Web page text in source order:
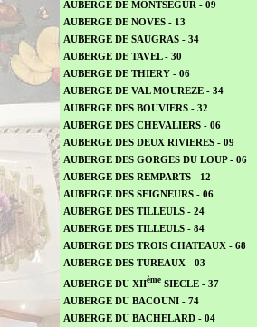
AUBERGE DE MONTSEGUR - 09
AUBERGE DE NOVES - 13
AUBERGE DE SAUGRAS - 34
AUBERGE DE TAVEL - 30
AUBERGE DE THIERY - 06
AUBERGE DE VAL MOUREZE - 34
AUBERGE DES BOUVIERS - 32
AUBERGE DES CHEVALIERS - 06
AUBERGE DES DEUX RIVIERES - 09
AUBERGE DES GORGES DU LOUP - 06
AUBERGE DES REMPARTS - 12
AUBERGE DES SEIGNEURS - 06
AUBERGE DES TILLEULS - 24
AUBERGE DES TILLEULS - 84
AUBERGE DES TROIS CHATEAUX - 68
AUBERGE DES TUREAUX - 03
AUBERGE DU XIIème SIECLE - 37
AUBERGE DU BACOUNI - 74
AUBERGE DU BACHELARD - 04